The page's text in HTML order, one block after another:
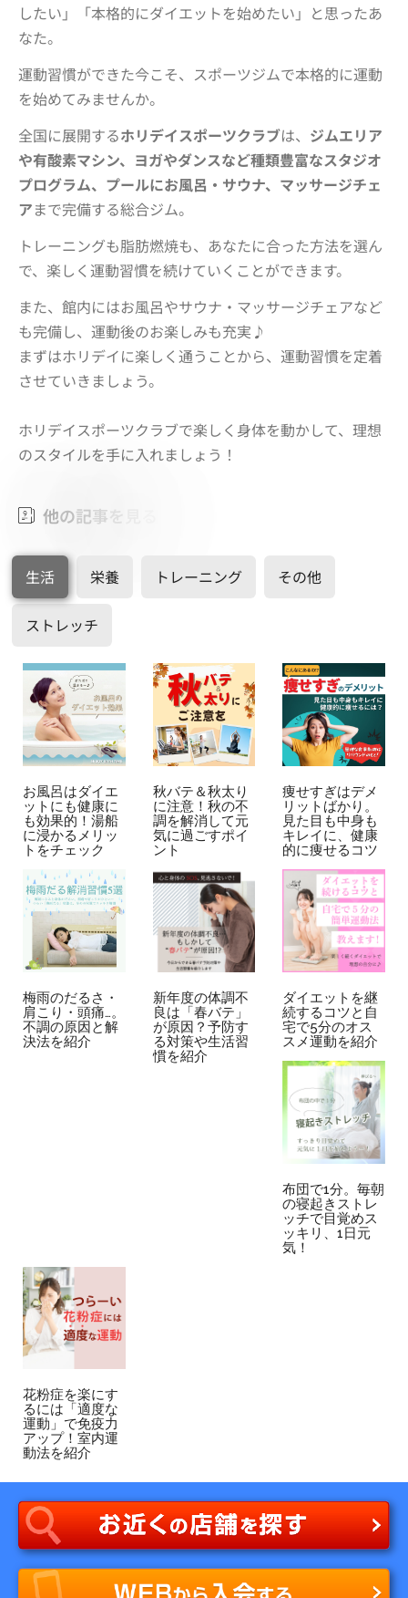
したい」「本格的にダイエットを始めたい」と思ったあ
なた。
運動習慣ができた今こそ、スポーツジムで本格的に運動
を始めてみませんか。
全国に展開するホリデイスポーツクラブは、 ジムエリア
や有酸素マシン、ヨガやダンスなど種類豊富なスタジオ
プログラム、プールにお風呂・サウナ、マッサージチェ
アまで完備する総合ジム。
トレーニングも脂肪燃焼も、あなたに合った方法を選ん
で、楽しく運動習慣を続けていくことができます。
また、館内にはお風呂やサウナ・マッサージチェアなど
も完備し、運動後のお楽しみも充実♪
まずはホリデイに楽しく通うことから、運動習慣を定着
させていきましょう。
ホリデイスポーツクラブで楽しく身体を動かして、理想
のスタイルを手に入れましょう！
他の記事
生活 栄養 トレーニング その他
ストレッチ
お風呂はダイエ
ットにも健康に
も効果的！湯船
に浸かるメリッ
トをチェック
秋バテ＆秋太り
に注意！秋の不
調を解消して元
気に過ごすポイ
ント
痩せすぎはデメ
リットばかり。
見た目も中身も
キレイに、健康
的に痩せるコツ
梅雨のだるさ・
肩こり・頭痛…。
不調の原因と解
決法を紹介
新年度の体調不
良は「春バテ」
が原因？予防す
る対策や生活習
慣を紹介
ダイエットを継
続するコツと自
宅で5分のオス
スメ運動を紹介
布団で1分。毎朝
の寝起きストレ
ッチで目覚めス
ッキリ、1日元
気！
花粉症を楽にす
るには「適度な
運動」で免疫力
アップ！室内運
動法を紹介